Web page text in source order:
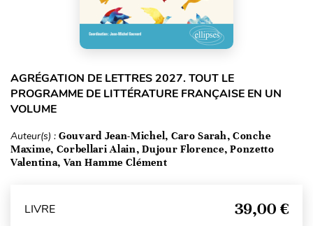
AGRÉGATION DE LETTRES 2027. TOUT LE
PROGRAMME DE LITTÉRATURE FRANÇAISE EN UN
VOLUME
Auteur(s) : Gouvard Jean-Michel, Caro Sarah, Conche
Maxime, Corbellari Alain, Dujour Florence, Ponzetto
Valentina, Van Hamme Clément
LIVRE 39,00 €